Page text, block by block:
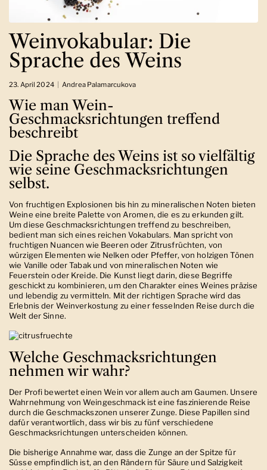
Weinvokabular: Die
Sprache des Weins
23. April 2024 Andrea Palamarcukova
Wie man Wein-
Geschmacksrichtungen treffend
beschreibt
Die Sprache des Weins ist so vielfältig
wie seine Geschmacksrichtungen
selbst.
Von fruchtigen Explosionen bis hin zu mineralischen Noten bieten
Weine eine breite Palette von Aromen, die es zu erkunden gilt.
Um diese Geschmacksrichtungen treffend zu beschreiben,
bedient man sich eines reichen Vokabulars. Man spricht von
fruchtigen Nuancen wie Beeren oder Zitrusfrüchten, von
würzigen Elementen wie Nelken oder Pfeffer, von holzigen Tönen
wie Vanille oder Tabak und von mineralischen Noten wie
Feuerstein oder Kreide. Die Kunst liegt darin, diese Begriffe
geschickt zu kombinieren, um den Charakter eines Weines präzise
und lebendig zu vermitteln. Mit der richtigen Sprache wird das
Erlebnis der Weinverkostung zu einer fesselnden Reise durch die
Welt der Sinne.
Welche Geschmacksrichtungen
nehmen wir wahr?
Der Profi bewertet einen Wein vor allem auch am Gaumen. Unsere
Wahrnehmung von Weingeschmack ist eine faszinierende Reise
durch die Geschmackszonen unserer Zunge. Diese Papillen sind
dafür verantwortlich, dass wir bis zu fünf verschiedene
Geschmacksrichtungen unterscheiden können.
Die bisherige Annahme war, dass die Zunge an der Spitze für
Süsse empfindlich ist, an den Rändern für Säure und Salzigkeit